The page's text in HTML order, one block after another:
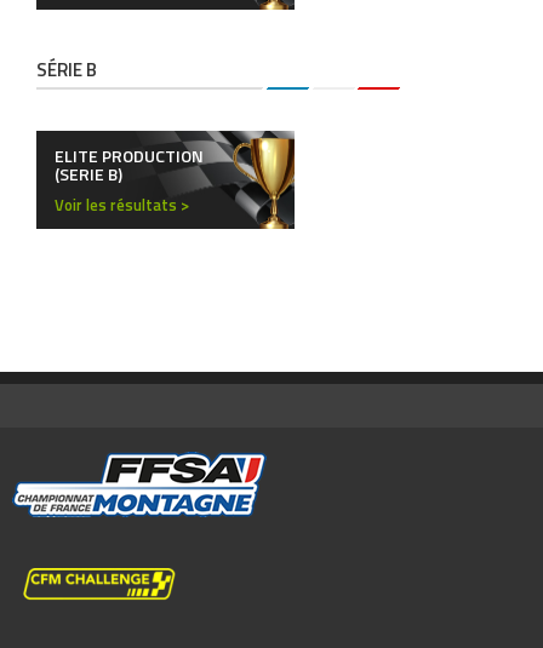
SÉRIE B
ELITE PRODUCTION
(SERIE B)
Voir les résultats >